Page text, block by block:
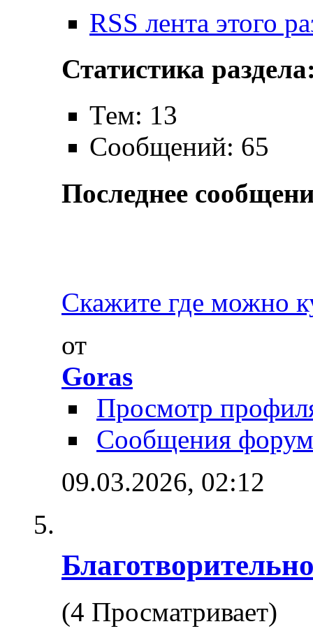
RSS лента этого
Статистика
Тем: 13
Сообщений: 65
Последнее
Скажите где можно
от
Goras
Просмотр
Сообщения
09.03.2026, 02:12
(4 Просматривает)